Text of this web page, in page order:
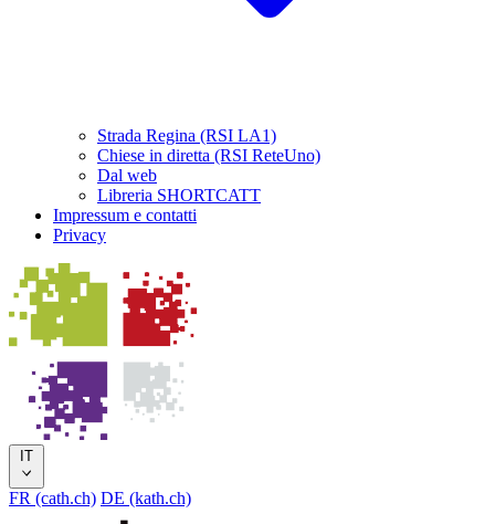
Strada Regina (RSI LA1)
Chiese in diretta (RSI ReteUno)
Dal web
Libreria SHORTCATT
Impressum e contatti
Privacy
IT
FR (cath.ch) DE (kath.ch)